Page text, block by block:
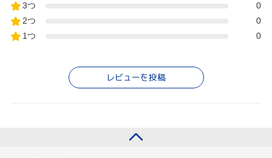
3つ
0
2つ
0
1つ
0
レビューを投稿